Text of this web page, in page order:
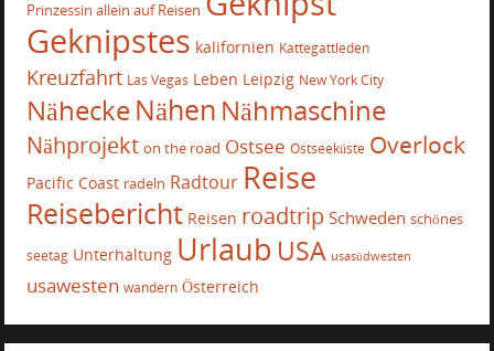
Prinzessin allein auf Reisen
Geknipstes kalifornien Kattegattleden
Kreuzfahrt Las Vegas Leben Leipzig New York City
NäheckeNähen Nähmaschine
Nähprojekt on the road Ostsee Ostseeküste Overlock
Pacific Coast radeln Radtour Reise
Reisebericht Reisen roadtrip Schweden schönes
seetag Unterhaltung Urlaub USA usasüdwesten
usawesten wandern Österreich